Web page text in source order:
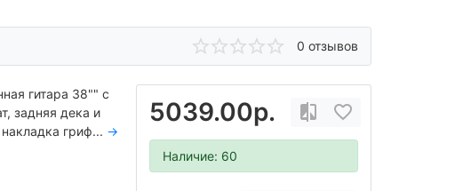
0 отзывов
5039.00р.
Наличие: 60
гитара 38"" с
задняя дека и
гриф... →